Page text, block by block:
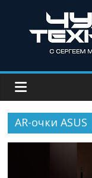
AR-очки ASUS